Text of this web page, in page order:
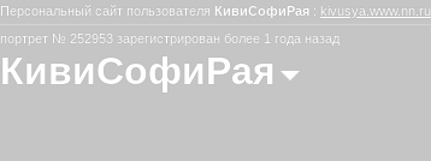
Персональный сайт пользователя КивиСофиРая : kivusya.www.nn.ru
портрет № 252953 зарегистрирован более 1 года назад
КивиСофиРая